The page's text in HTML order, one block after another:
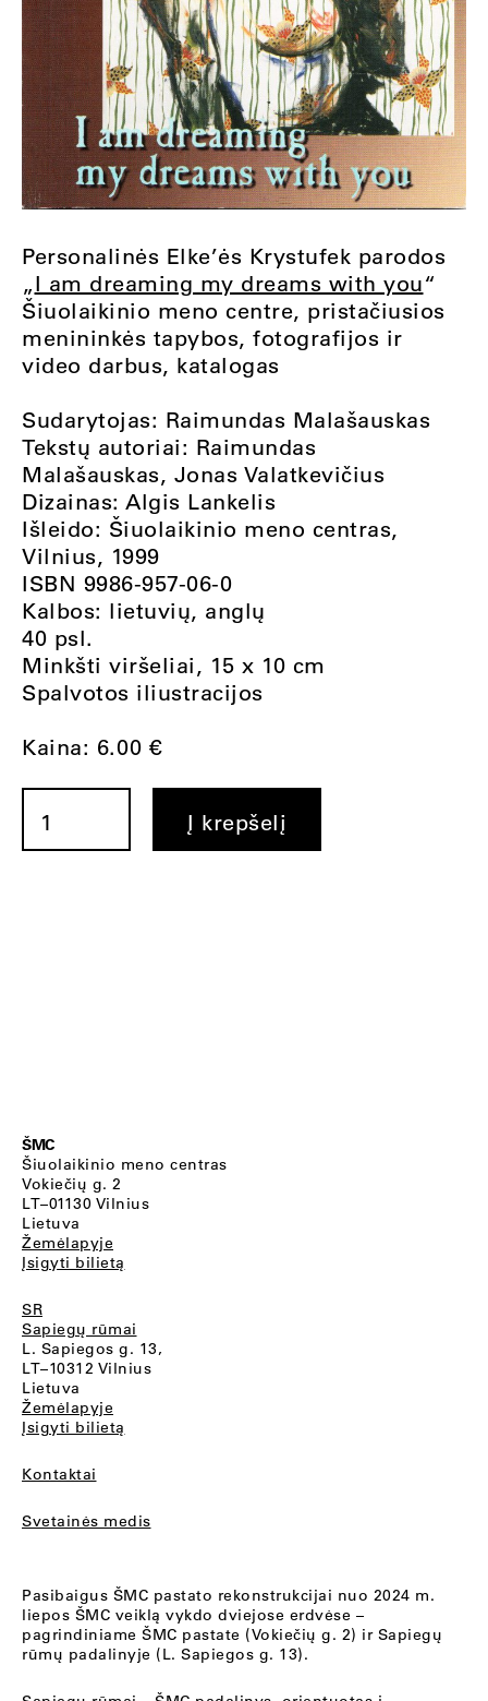
Personalinės Elke’ės Krystufek parodos
„I am dreaming my dreams with you“
Šiuolaikinio meno centre, pristačiusios
menininkės tapybos, fotografijos ir
video darbus, katalogas
Sudarytojas: Raimundas Malašauskas
Tekstų autoriai: Raimundas
Malašauskas, Jonas Valatkevičius
Dizainas: Algis Lankelis
Išleido: Šiuolaikinio meno centras,
Vilnius, 1999
ISBN 9986-957-06-0
Kalbos: lietuvių, anglų
40 psl.
Minkšti viršeliai, 15 x 10 cm
Spalvotos iliustracijos
Kaina: 6.00 €
produkto
Elke
I
Į krepšelį
ŠMC
Šiuolaikinio meno centras
Vokiečių g. 2
LT–01130 Vilnius
Lietuva
Žemėlapyje
Įsigyti bilietą
SR
Sapiegų rūmai
L. Sapiegos g. 13,
LT–10312 Vilnius
Lietuva
Žemėlapyje
Įsigyti bilietą
Kontaktai
Svetainės medis
Pasibaigus ŠMC pastato rekonstrukcijai nuo 2024 m.
liepos ŠMC veiklą vykdo dviejose erdvėse –
pagrindiniame ŠMC pastate (Vokiečių g. 2) ir Sapiegų
rūmų padalinyje (L. Sapiegos g. 13).